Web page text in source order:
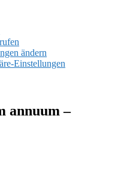
ändern
Einstellungen
annuum –